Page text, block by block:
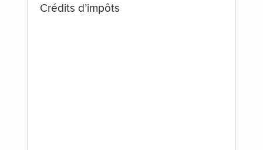
Crédits d’impôts